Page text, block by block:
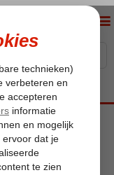
bij Corendon.